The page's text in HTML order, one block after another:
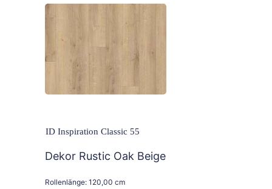
Dekor Rustic Oak Beige
Rollenlänge: 120,00 cm
ID Inspiration Classic 55